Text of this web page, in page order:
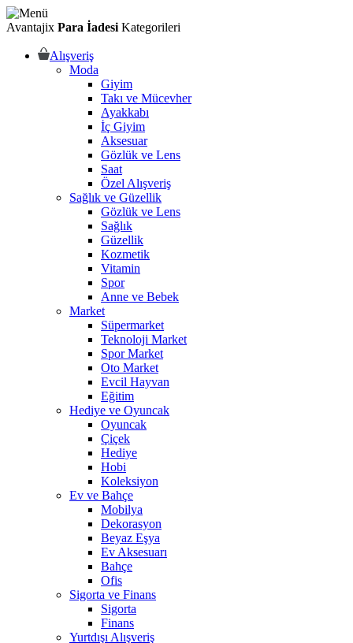
Avantajix Para İadesi Kategorileri
Alışveriş
Moda
Giyim
Takı ve Mücevher
Ayakkabı
İç Giyim
Aksesuar
Gözlük ve Lens
Saat
Özel Alışveriş
Sağlık ve Güzellik
Gözlük ve Lens
Sağlık
Güzellik
Kozmetik
Vitamin
Spor
Anne ve Bebek
Market
Süpermarket
Teknoloji Market
Spor Market
Oto Market
Evcil Hayvan
Eğitim
Hediye ve Oyuncak
Oyuncak
Çiçek
Hediye
Hobi
Koleksiyon
Ev ve Bahçe
Mobilya
Dekorasyon
Beyaz Eşya
Ev Aksesuarı
Bahçe
Ofis
Sigorta ve Finans
Sigorta
Finans
Yurtdışı Alışveriş